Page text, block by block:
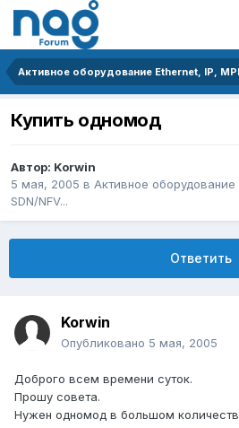
Купить одномод
Автор: Korwin
5 мая, 2005 в Активное оборудование
SDN/NFV...
Ответить
Korwin
Опубликовано 5 мая, 2005
Доброго всем времени суток.
Прошу совета.
Нужен одномод в большом